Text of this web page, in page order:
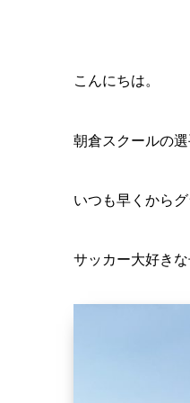
こんにちは。
朝倉スクールの選
いつも早くから
サッカー大好き